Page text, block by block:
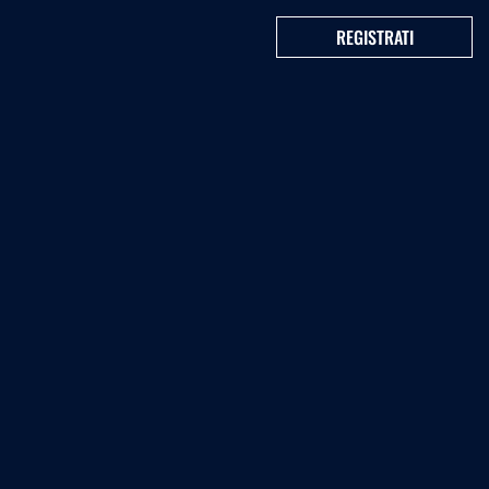
REGISTRATI